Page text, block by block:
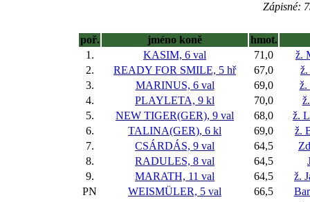
Zápisné:
poř. jméno koně
hmot.
1.
KASIM, 6 val 71,0
ž.
2.
READY FOR SMILE, 5 hř 67,0
ž.
3.
MARINUS, 6 val 69,0
ž.
4.
PLAYLETA, 9 kl 70,0
5.
NEW TIGER(GER), 9 val 68,0
ž.
6.
TALINA(GER), 6 kl 69,0
ž.
7.
CSÁRDÁS, 9 val 64,5
8.
RADULES, 8 val 64,5
9.
MARATH, 11 val 64,5
ž.
PN
WEISMÜLER, 5 val 66,5